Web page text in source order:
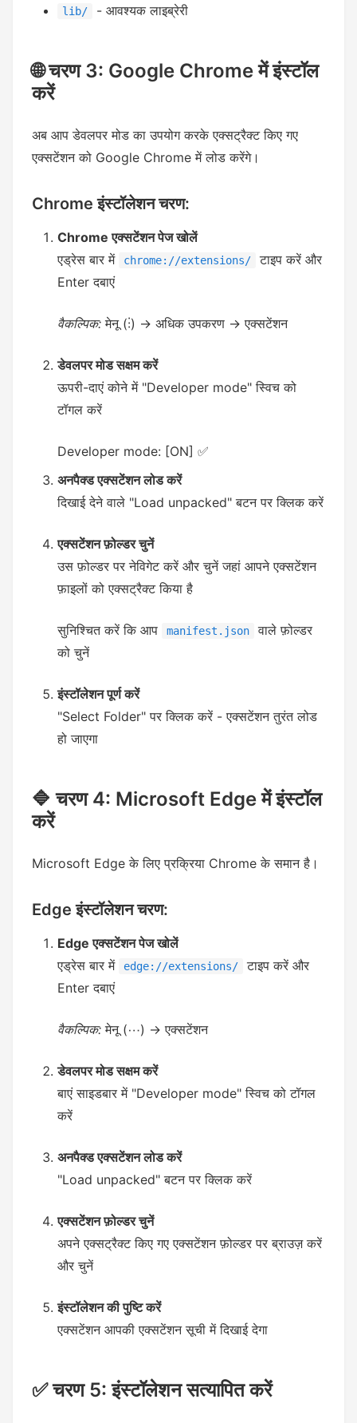
lib/ - आवश्यक लाइब्रेरी
🌐 चरण 3: Google Chrome में इंस्टॉल
करें
अब आप डेवलपर मोड का उपयोग करके एक्सट्रैक्ट किए गए
एक्सटेंशन को Google Chrome में लोड करेंगे।
Chrome इंस्टॉलेशन चरण:
Chrome एक्सटेंशन पेज खोलें
एड्रेस बार में
chrome://extensions/
टाइप करें और
Enter दबाएं
वैकल्पिक: मेनू (⋮) → अधिक उपकरण → एक्सटेंशन
डेवलपर मोड सक्षम करें
ऊपरी-दाएं कोने में "Developer mode" स्विच को
टॉगल करें
Developer mode: [ON] ✅
अनपैक्ड एक्सटेंशन लोड करें
दिखाई देने वाले "Load unpacked" बटन पर क्लिक करें
एक्सटेंशन फ़ोल्डर चुनें
उस फ़ोल्डर पर नेविगेट करें और चुनें जहां आपने एक्सटेंशन
फ़ाइलों को एक्सट्रैक्ट किया है
सुनिश्चित करें कि आप manifest.json
वाले फ़ोल्डर
को चुनें
इंस्टॉलेशन पूर्ण करें
"Select Folder" पर क्लिक करें - एक्सटेंशन तुरंत लोड
हो जाएगा
🔷 चरण 4: Microsoft Edge में इंस्टॉल
करें
Microsoft Edge के लिए प्रक्रिया Chrome के समान है।
Edge इंस्टॉलेशन चरण:
Edge एक्सटेंशन पेज खोलें
एड्रेस बार में
edge://extensions/
टाइप करें और
Enter दबाएं
वैकल्पिक: मेनू (⋯) → एक्सटेंशन
डेवलपर मोड सक्षम करें
बाएं साइडबार में "Developer mode" स्विच को टॉगल
करें
अनपैक्ड एक्सटेंशन लोड करें
"Load unpacked" बटन पर क्लिक करें
एक्सटेंशन फ़ोल्डर चुनें
अपने एक्सट्रैक्ट किए गए एक्सटेंशन फ़ोल्डर पर ब्राउज़ करें
और चुनें
इंस्टॉलेशन की पुष्टि करें
एक्सटेंशन आपकी एक्सटेंशन सूची में दिखाई देगा
✅ चरण 5: इंस्टॉलेशन सत्यापित करें